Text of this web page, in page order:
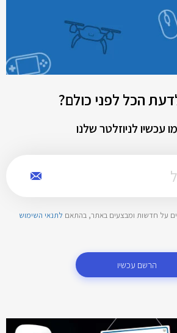
הכל לפני כולם?
עכשיו לניוזלטר שלנו
על חדשות ומבצעים באתר, בהתאם לתנאי השימוש
הרשם עכשיו